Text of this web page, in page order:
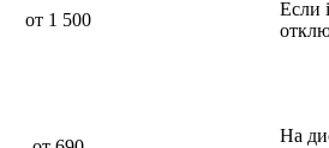
от 1 500
Если
На